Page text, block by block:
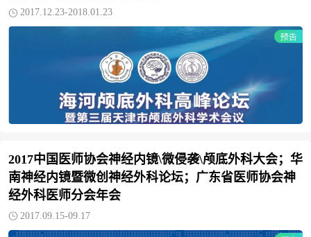
2017.12.23-2018.01.23
2017中国医师协会神经内镜\微侵袭\颅底外科大会；华
南神经内镜暨微创神经外科论坛；广东省医师协会神
经外科医师分会年会
2017.09.15-09.17